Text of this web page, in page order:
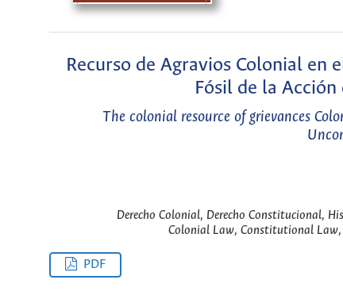
Recurso de Agravios Colonial en
Fósil de la
The colonial resource of grievances
Derecho Colonial, Derecho Constitucional,
Colonial Law, Constitutional
PDF